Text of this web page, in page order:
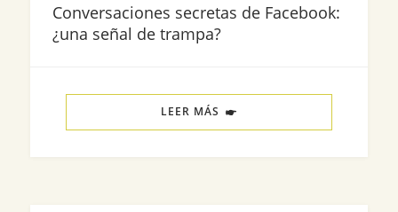
Conversaciones secretas de Facebook:
¿una señal de trampa?
LEER MÁS